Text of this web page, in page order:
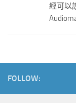
經可以
FOLLOW: